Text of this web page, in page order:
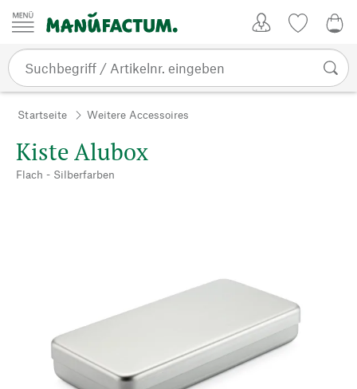
Zum Inhalt springen
Startseite Weitere Accessoires
Kiste Alubox
Flach - Silberfarben